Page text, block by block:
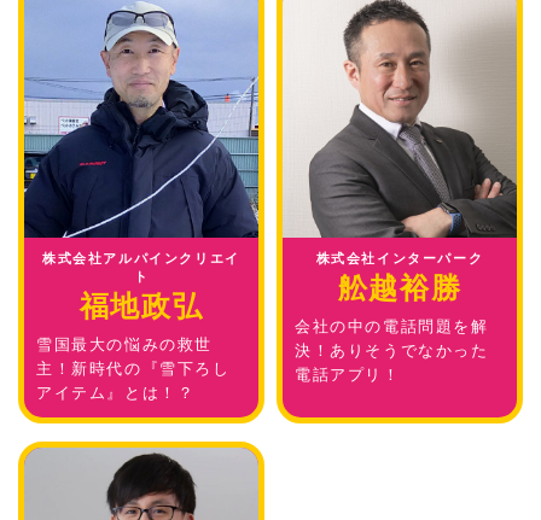
株式会社アルパインクリエイ
ト
福地政弘
雪国最大の悩みの救世
主！新時代の『雪下ろし
アイテム』とは！？
株式会社インターパーク
舩越裕勝
会社の中の電話問題を解
決！ありそうでなかった
電話アプリ！